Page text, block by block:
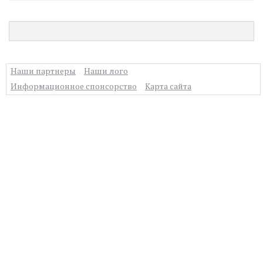
Наши партнеры
Наши лого
Информационное спонсорство
Карта сайта